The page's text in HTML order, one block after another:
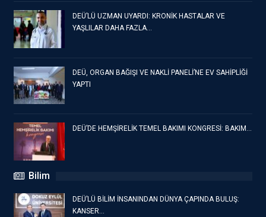
DEÜ’LÜ UZMAN UYARDI: KRONİK HASTALAR VE
YAŞLILAR DAHA FAZLA…
DEÜ, ORGAN BAĞIŞI VE NAKLİ PANELİ’NE EV SAHİPLİĞİ
YAPTI
DEÜ’DE HEMŞİRELİK TEMEL BAKIMI KONGRESİ: BAKIM…
Bilim
DEÜ’LÜ BİLİM İNSANINDAN DÜNYA ÇAPINDA BULUŞ:
KANSER…